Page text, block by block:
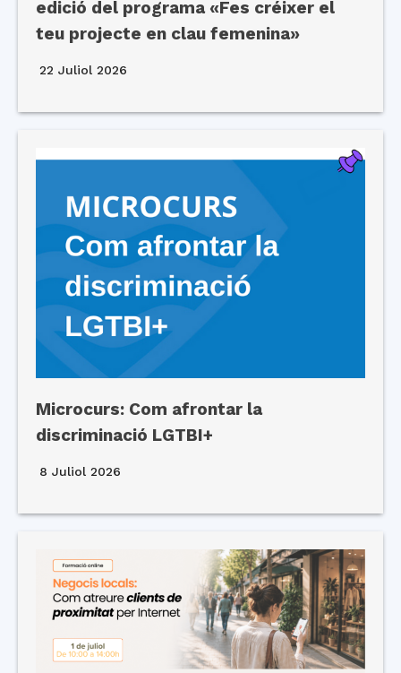
edició del programa «Fes créixer el
teu projecte en clau femenina»
22 Juliol 2026
Microcurs: Com afrontar la
discriminació LGTBI+
8 Juliol 2026